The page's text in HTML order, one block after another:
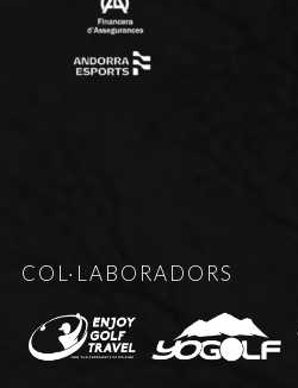
COL·LABORADORS